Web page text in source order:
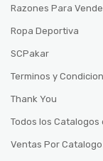
Razones Para
Ropa Deportiva
SCPakar
Terminos y
Thank You
Todos los Catalogos
Ventas Por Catalogo